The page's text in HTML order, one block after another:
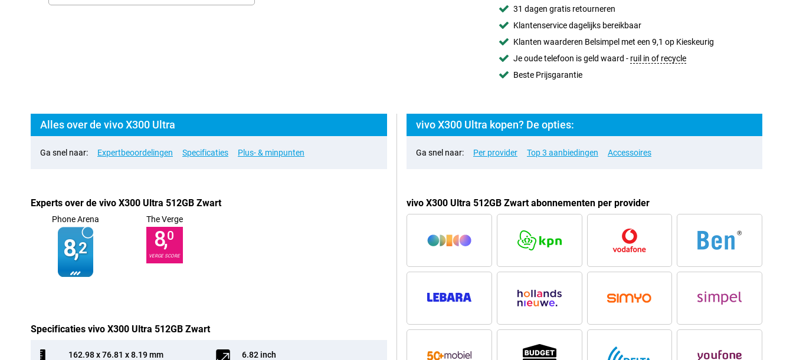
31 dagen gratis retourneren
Klantenservice dagelijks bereikbaar
Klanten waarderen Belsimpel met een 9,1 op Kieskeurig
Je oude telefoon is geld waard - ruil in of recycle
Beste Prijsgarantie
Alles over de vivo X300 Ultra
Ga snel naar: Expertbeoordelingen Specificaties Plus- & minpunten
Experts over de vivo X300 Ultra 512GB Zwart
Phone Arena
8,2
The Verge
8,0
VERGE SCORE
Specificaties vivo X300 Ultra 512GB Zwart
162.98 x 76.81 x 8.19 mm 6.82 inch
vivo X300 Ultra kopen? De opties:
Ga snel naar: Per provider Top 3 aanbiedingen Accessoires
vivo X300 Ultra 512GB Zwart abonnementen per provider